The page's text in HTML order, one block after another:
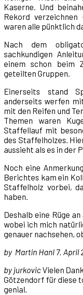
Kaserne. Und
Rekord
waren alle pünktlich
Nach dem
sachkundigen
einem schon beim
geteilten Gruppen.
Einerseits stand
anderseits werfen
mit den Reifen und
Themen waren
Staffellauf mit
des Staffelholzes.
aussieht als es in der
Noch eine
Berichtes kam ein
Staffelholz vorbei,
haben.
Deshalb eine Rüge
wobei ich mich
genauer nachsehen,
by Martin Hanl 7. April
by jurkovicVielen
Götzendorf für diese
genial.